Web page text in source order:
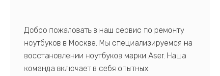
Добро пожаловать в наш сервис по ремонту
ноутбуков в Москве. Мы специализируемся на
восстановлении ноутбуков марки Aser. Наша
команда включает в себя опытных